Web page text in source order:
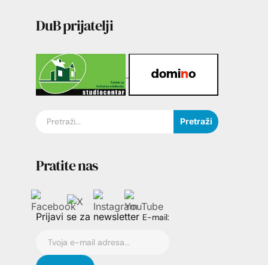
DuB prijatelji
Pretraži
Pratite nas
Prijavi se za newsletter E-mail: